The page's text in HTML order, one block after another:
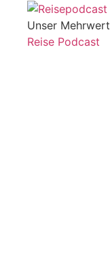
Unser Mehrwert
Reise Podcast